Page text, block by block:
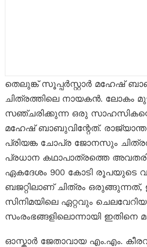
തെലുങ്ക് സൂപ്പർസ്റ്റാർ മഹേഷ്
ചിത്രത്തിലെ നായകൻ. ലോകം
സഞ്ചരിക്കുന്ന ഒരു
മഹേഷ് ബാബുവിന്റേത്.
പ്രിയങ്ക ചോപ്ര ജോനസും
പ്രധാന കഥാപാത്രത്തെ
ഏകദേശം 900 കോടി രൂപയുടെ
ബജറ്റിലാണ് ചിത്രം
സിനിമയിലെ ഏറ്റവും
സംരംഭങ്ങളിലൊന്നായി ഇതിനെ
ഓസ്കാർ ജേതാവായ എം.എം.